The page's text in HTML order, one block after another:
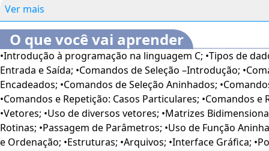
realizada em uma única prova que ocorre uma vez por
ser aprovado na disciplina, o aluno deve obter média igual
das duas avaliações. Caso o aluno não obtenha a média
poderá realizar a AV Final.PROFESSOR(A) EXECUTOR(A)- A disciplina de Processo de
Conhecimento é conduzida por Luciana Vitek .
é feita pelo curso de ANÁLISE E DESENVOLVIMENTO DE
com o Nº 155 DE 21 DE JUNHO DE 2023). A UNIFAEL é
Superior credenciada pelo Ministério da Educação (MEC)
conforme Portaria nº 850, de 30/11/2018, e recredenciada
09/04/2024, publicada no DOU em 11/04/2024. A oferta é
Ver mais
O que você vai aprender
•Introdução à programação na linguagem C; •Tipos de
Entrada e Saída; •Comandos de Seleção –Introdução;
Encadeados; •Comandos de Seleção Aninhados;
•Comandos e Repetição: Casos Particulares; •Comandos e
•Vetores; •Uso de diversos vetores; •Matrizes
Rotinas; •Passagem de Parâmetros; •Uso de Função
e Ordenação; •Estruturas; •Arquivos; •Interface Gráfica;